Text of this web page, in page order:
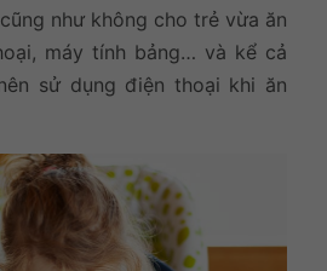
như không cho trẻ vừa ăn
máy tính bảng… và kể cả
sử dụng điện thoại khi ăn